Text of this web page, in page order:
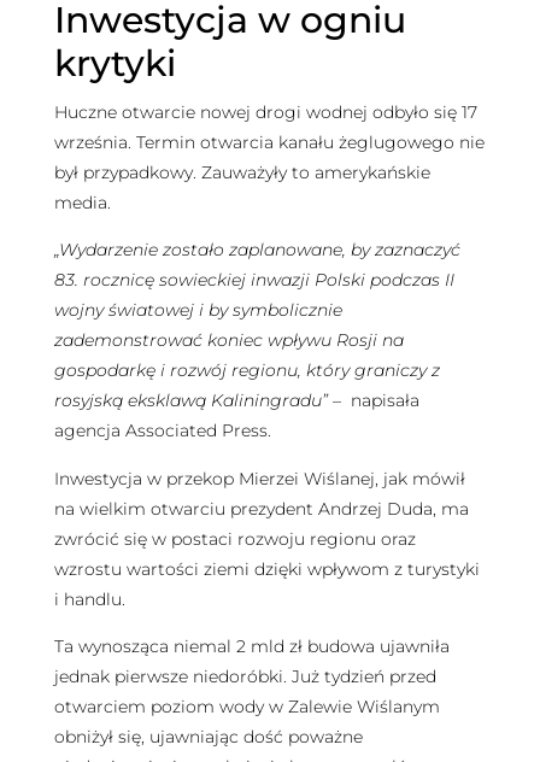
Inwestycja w ogniu
krytyki
Huczne otwarcie nowej drogi wodnej odbyło się 17
września. Termin otwarcia kanału żeglugowego nie
był przypadkowy. Zauważyły to amerykańskie
media.
„Wydarzenie zostało zaplanowane, by zaznaczyć
83. rocznicę sowieckiej inwazji Polski podczas II
wojny światowej i by symbolicznie
zademonstrować koniec wpływu Rosji na
gospodarkę i rozwój regionu, który graniczy z
rosyjską eksklawą Kaliningradu”– napisała
agencja Associated Press.
Inwestycja w przekop Mierzei Wiślanej, jak mówił
na wielkim otwarciu prezydent Andrzej Duda, ma
zwrócić się w postaci rozwoju regionu oraz
wzrostu wartości ziemi dzięki wpływom z turystyki
i handlu.
Ta wynosząca niemal 2 mld zł budowa ujawniła
jednak pierwsze niedoróbki. Już tydzień przed
otwarciem poziom wody w Zalewie Wiślanym
obniżył się, ujawniając dość poważne